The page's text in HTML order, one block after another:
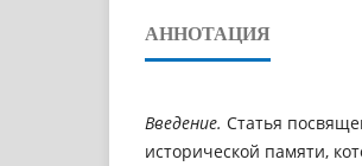
АННОТАЦИЯ
Введение. Статья
исторической памяти,